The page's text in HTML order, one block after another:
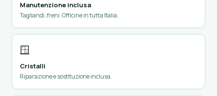
Manutenzione inclusa
Tagliandi, freni. Officine in tutta Italia.
🪟
Cristalli
Riparazione e sostituzione inclusa.